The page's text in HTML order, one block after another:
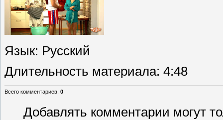
Язык: Русский
Длительность материала: 4:48
Всего комментариев: 0
Добавлять комментарии могут